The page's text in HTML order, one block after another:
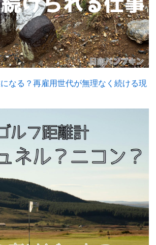
なる？再雇用世代が無理なく続ける現